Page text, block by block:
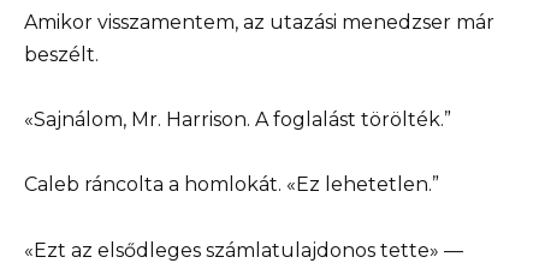
Amikor visszamentem, az utazási menedzser már
beszélt.
«Sajnálom, Mr. Harrison. A foglalást törölték.”
Caleb ráncolta a homlokát. «Ez lehetetlen.”
«Ezt az elsődleges számlatulajdonos tette» —